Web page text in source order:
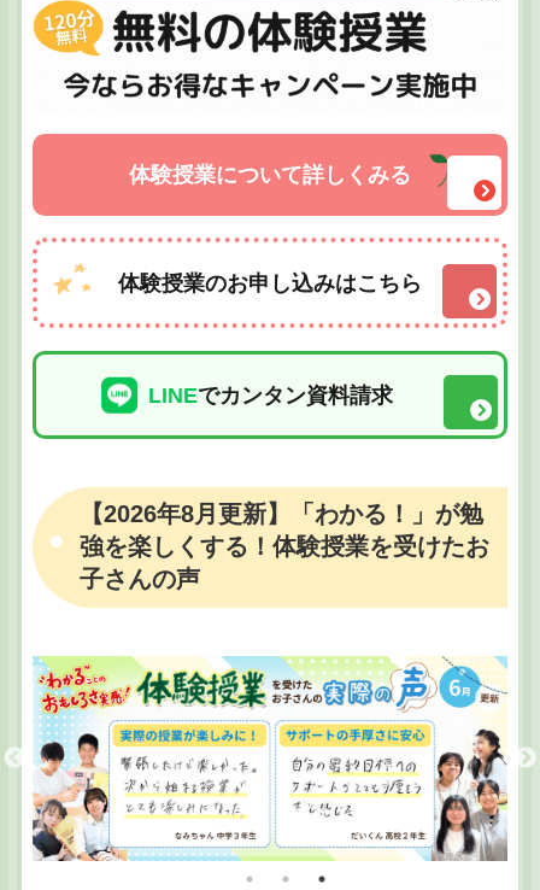
体験授業について詳しくみる
体験授業のお申し込みはこちら
LINEでカンタン資料請求
【2026年8月更新】「わかる！」が勉
強を楽しくする！体験授業を受けたお
子さんの声